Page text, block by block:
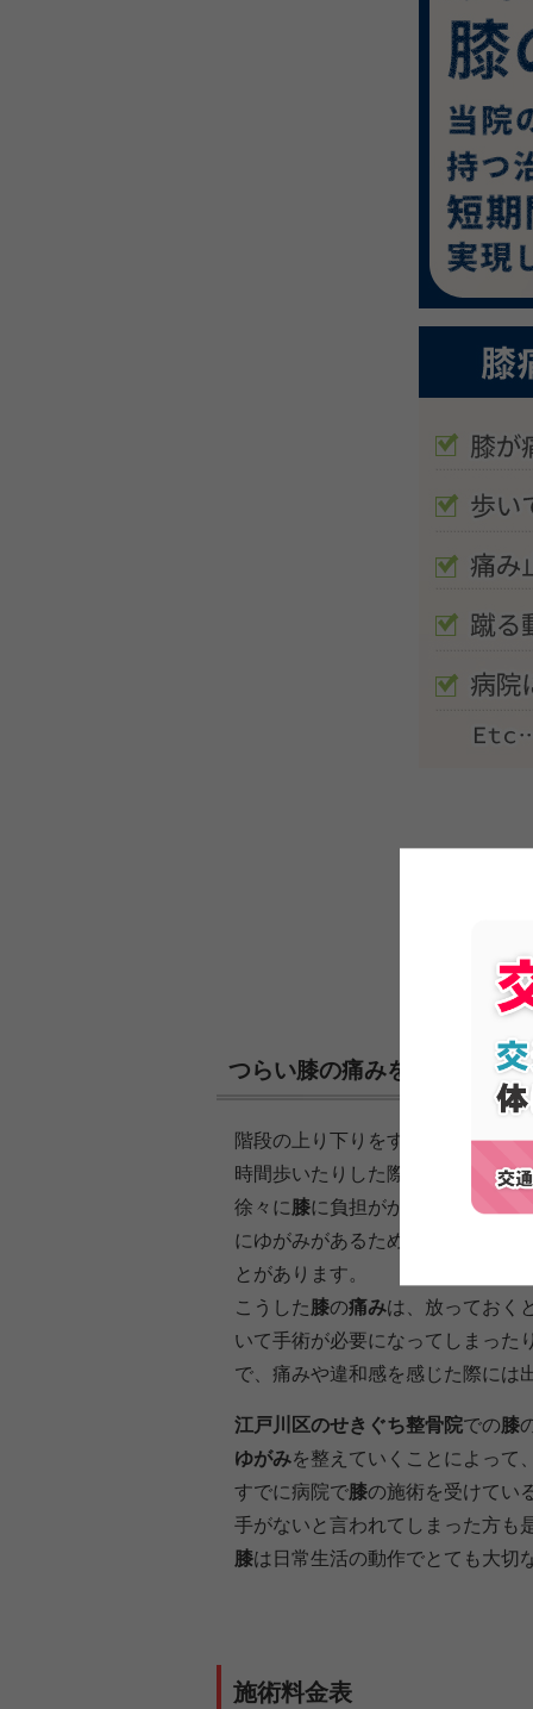
つらい膝の痛みを根本的に
階段の上り下りをする際に 膝が痛
時間歩いたりした際に
に痛み
徐々に 膝に負担がかかってしまっ
にゆがみがあるために不自然な身
とがあります。
こうした 膝の痛みは、放っておく
いて手術が必要になってしまった
で、痛みや違和感を感じた際には
江戸川区のせきぐち整骨院での 膝
ゆがみを整えていくことによって
すでに病院で膝の施術を受けてい
手がないと言われてしまった方も
膝は日常生活の動作でとても大切
施術料金表